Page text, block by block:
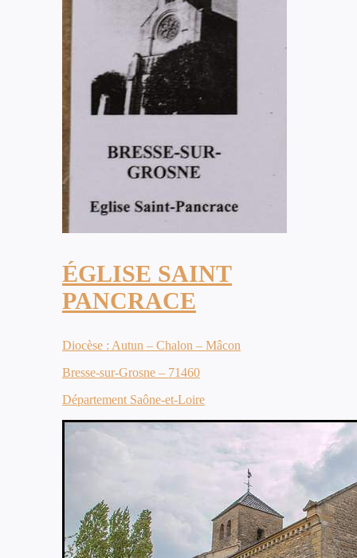
ÉGLISE SAINT
PANCRACE
Diocèse : Autun – Chalon – Mâcon
Bresse-sur-Grosne – 71460
Département Saône-et-Loire